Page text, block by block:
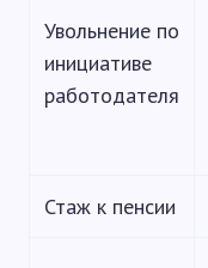
Увольнение по
инициативе
работодателя
Стаж к пенсии